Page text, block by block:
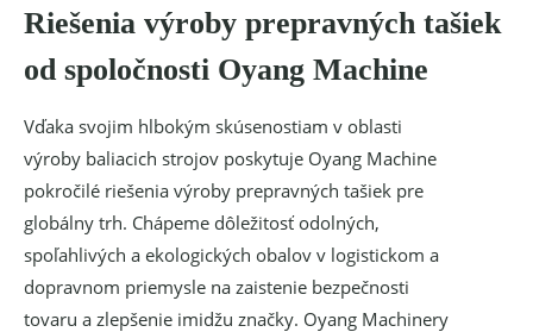
Riešenia výroby prepravných tašiek
od spoločnosti Oyang Machine
Vďaka svojim hlbokým skúsenostiam v oblasti
výroby baliacich strojov poskytuje Oyang Machine
pokročilé riešenia výroby prepravných tašiek pre
globálny trh. Chápeme dôležitosť odolných,
spoľahlivých a ekologických obalov v logistickom a
dopravnom priemysle na zaistenie bezpečnosti
tovaru a zlepšenie imidžu značky. Oyang Machinery